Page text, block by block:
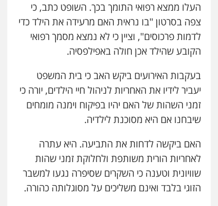
עו"ד תומר בנישתי
פלילי מעצרים וחקירות צווארון לבן פשיעה
חמורה
0546657865
אלי אונגר משרד עו"ד
פשיעה חמורה
עסקים
0507302623
פלילי
אסירים
0587604050
עו"ד שאדי כבהא
העלו ממצא רפואי התומך בכך. השופט כתב, כי
צפה בסרטון "בו נראית האם מרעידה את הילד כדי
לדמות פרכוסים", וציין כי לא נמצא מסמך רפואי
הקובע שהילד אכן חולה באפילפסיה.
בעקבות האירועים ביקש האב כי בית המשפט
יעביר לידיו את האחריות לניהול חיי הילדים, יורה כי
זמני השהות של האם יהיו בפיקוח וימנה מומחים
שיבחנו אם היא מסוכנת לילדיה.
האם ביקשה לדחות את התביעה. היא עתרה
לאחריות הורית משותפת ולחלוקת זמני שהות
שוויונית וטענה כי השקרים שסיפרה נגעו למשבר
הזוגי בלבד ואינם משליכים על מסוגלותה כהורה.